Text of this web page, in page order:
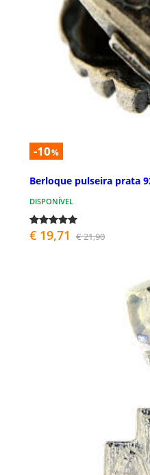
-10%
Berloque pulseira prata
DISPONÍVEL
€ 19,71 € 21,90